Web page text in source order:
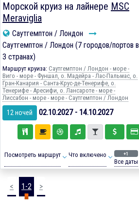
Морской круиз на лайнере MSC
Meraviglia
Саутгемптон / Лондон
Саутгемптон / Лондон (7 городов/портов в
3 странах)
Маршрут круиза: Саутгемптон / Лондон - море -
Виго - море - Фуншал, о. Мадейра - Лас-Пальмас, о.
Гран-Канария - Санта-Крус-де-Тенерифе, о.
Тенерифе - Аресифи, о. Лансароте - море -
Лиссабон - море - море - Саутгемптон / Лондон
12 ночей 02.10.2027 - 14.10.2027
Посмотреть маршрут Что включено +1
Все даты
< 1-2 >